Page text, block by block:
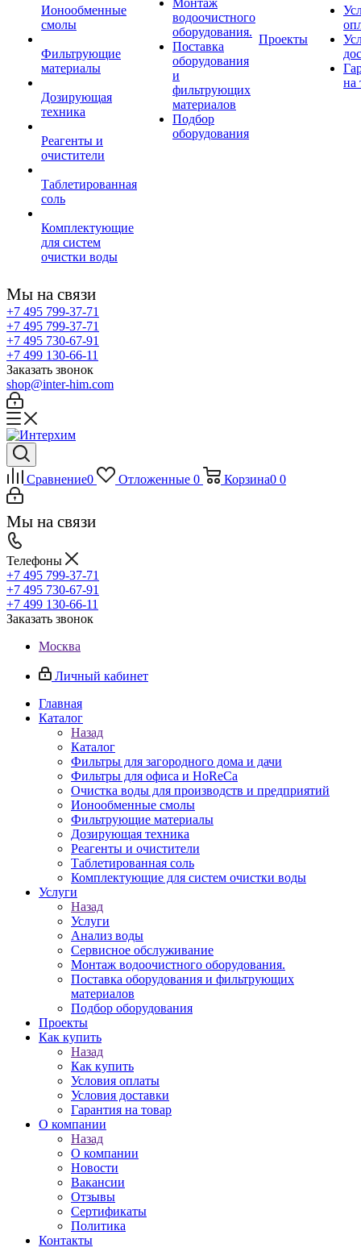
Ионообменные
смолы
Фильтрующие
материалы
Дозирующая
техника
Реагенты и
очистители
Таблетированная
соль
Комплектующие
для систем
очистки воды
Монтаж
водоочистного
оборудования.
Поставка
оборудования
и
фильтрующих
материалов
Подбор
оборудования
Проекты
на
Мы на связи
+7 495 799-37-71
+7 495 799-37-71
+7 495 730-67-91
+7 499 130-66-11
Заказать звонок
shop@inter-him.com
Сравнение0 Отложенные 0 Корзина0 0
Мы на связи
Телефоны
+7 495 799-37-71
+7 495 730-67-91
+7 499 130-66-11
Заказать звонок
Москва
Личный кабинет
Главная
Каталог
Назад
Каталог
Фильтры для загородного дома и дачи
Фильтры для офиса и HoReCa
Очистка воды для производств и предприятий
Ионообменные смолы
Фильтрующие материалы
Дозирующая техника
Реагенты и очистители
Таблетированная соль
Комплектующие для систем очистки воды
Услуги
Назад
Услуги
Анализ воды
Сервисное обслуживание
Монтаж водоочистного оборудования.
Поставка оборудования и фильтрующих
материалов
Подбор оборудования
Проекты
Как купить
Назад
Как купить
Условия оплаты
Условия доставки
Гарантия на товар
О компании
Назад
О компании
Новости
Вакансии
Отзывы
Сертификаты
Политика
Контакты